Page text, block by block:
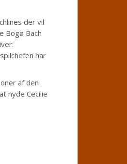
der vil
Bogø Bach
har
af den
nyde Cecilie